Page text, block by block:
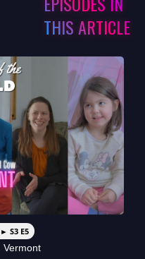
THIS ARTICLE
S3 E5
Vermont